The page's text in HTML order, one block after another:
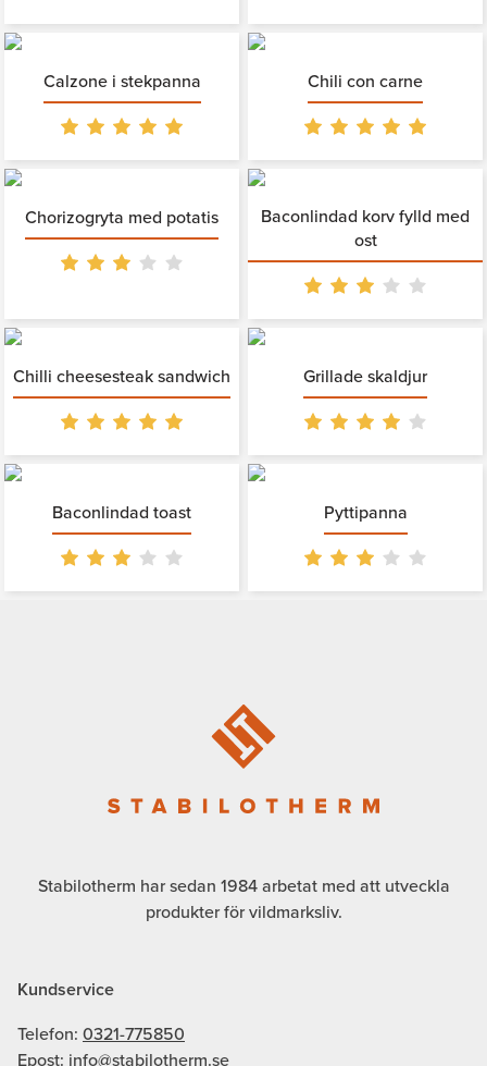
Calzone i stekpanna Chili con carne
Chorizogryta med potatis
Baconlindad korv fylld med
ost
Chilli cheesesteak sandwich Grillade skaldjur
Baconlindad toast Pyttipanna
Kundservice
Telefon: 0321-775850
Epost: info@stabilotherm.se
Stabilotherm har sedan 1984 arbetat med att utveckla
produkter för vildmarksliv.